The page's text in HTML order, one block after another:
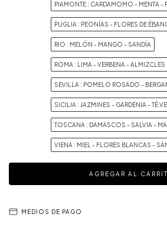
PIAMONTE : CARDAMOMO - MENTA -
PUGLIA : PEONÍAS - FLORES DE
RIO : MELÓN - MANGO - SANDÍA
ROMA : LIMA - VERBENA -
SEVILLA : POMELO ROSADO -
SICILIA : JAZMINES - GARDENIA - TÉ
TOSCANA : DAMASCOS - SALVIA -
VIENA : MIEL - FLORES BLANCAS -
MEDIOS DE PAGO